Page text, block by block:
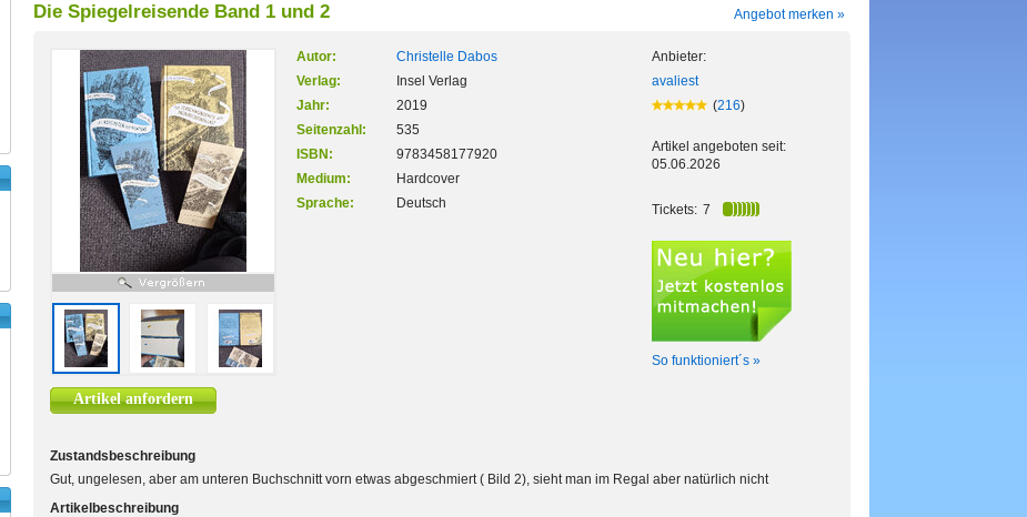
Die Spiegelreisende Band 1 und 2 Angebot merken »
Artikel anfordern
Autor:
Christelle Dabos
Verlag:
Insel Verlag
Jahr:
2019
Seitenzahl:
535
ISBN:
9783458177920
Medium:
Hardcover
Sprache:
Deutsch
Anbieter:
avaliest
(216)
Artikel angeboten seit:
05.06.2026
Tickets: 7
So funktioniert´s »
Zustandsbeschreibung
Gut, ungelesen, aber am unteren Buchschnitt vorn etwas abgeschmiert ( Bild 2), sieht man im Regal aber natürlich nicht
Artikelbeschreibung